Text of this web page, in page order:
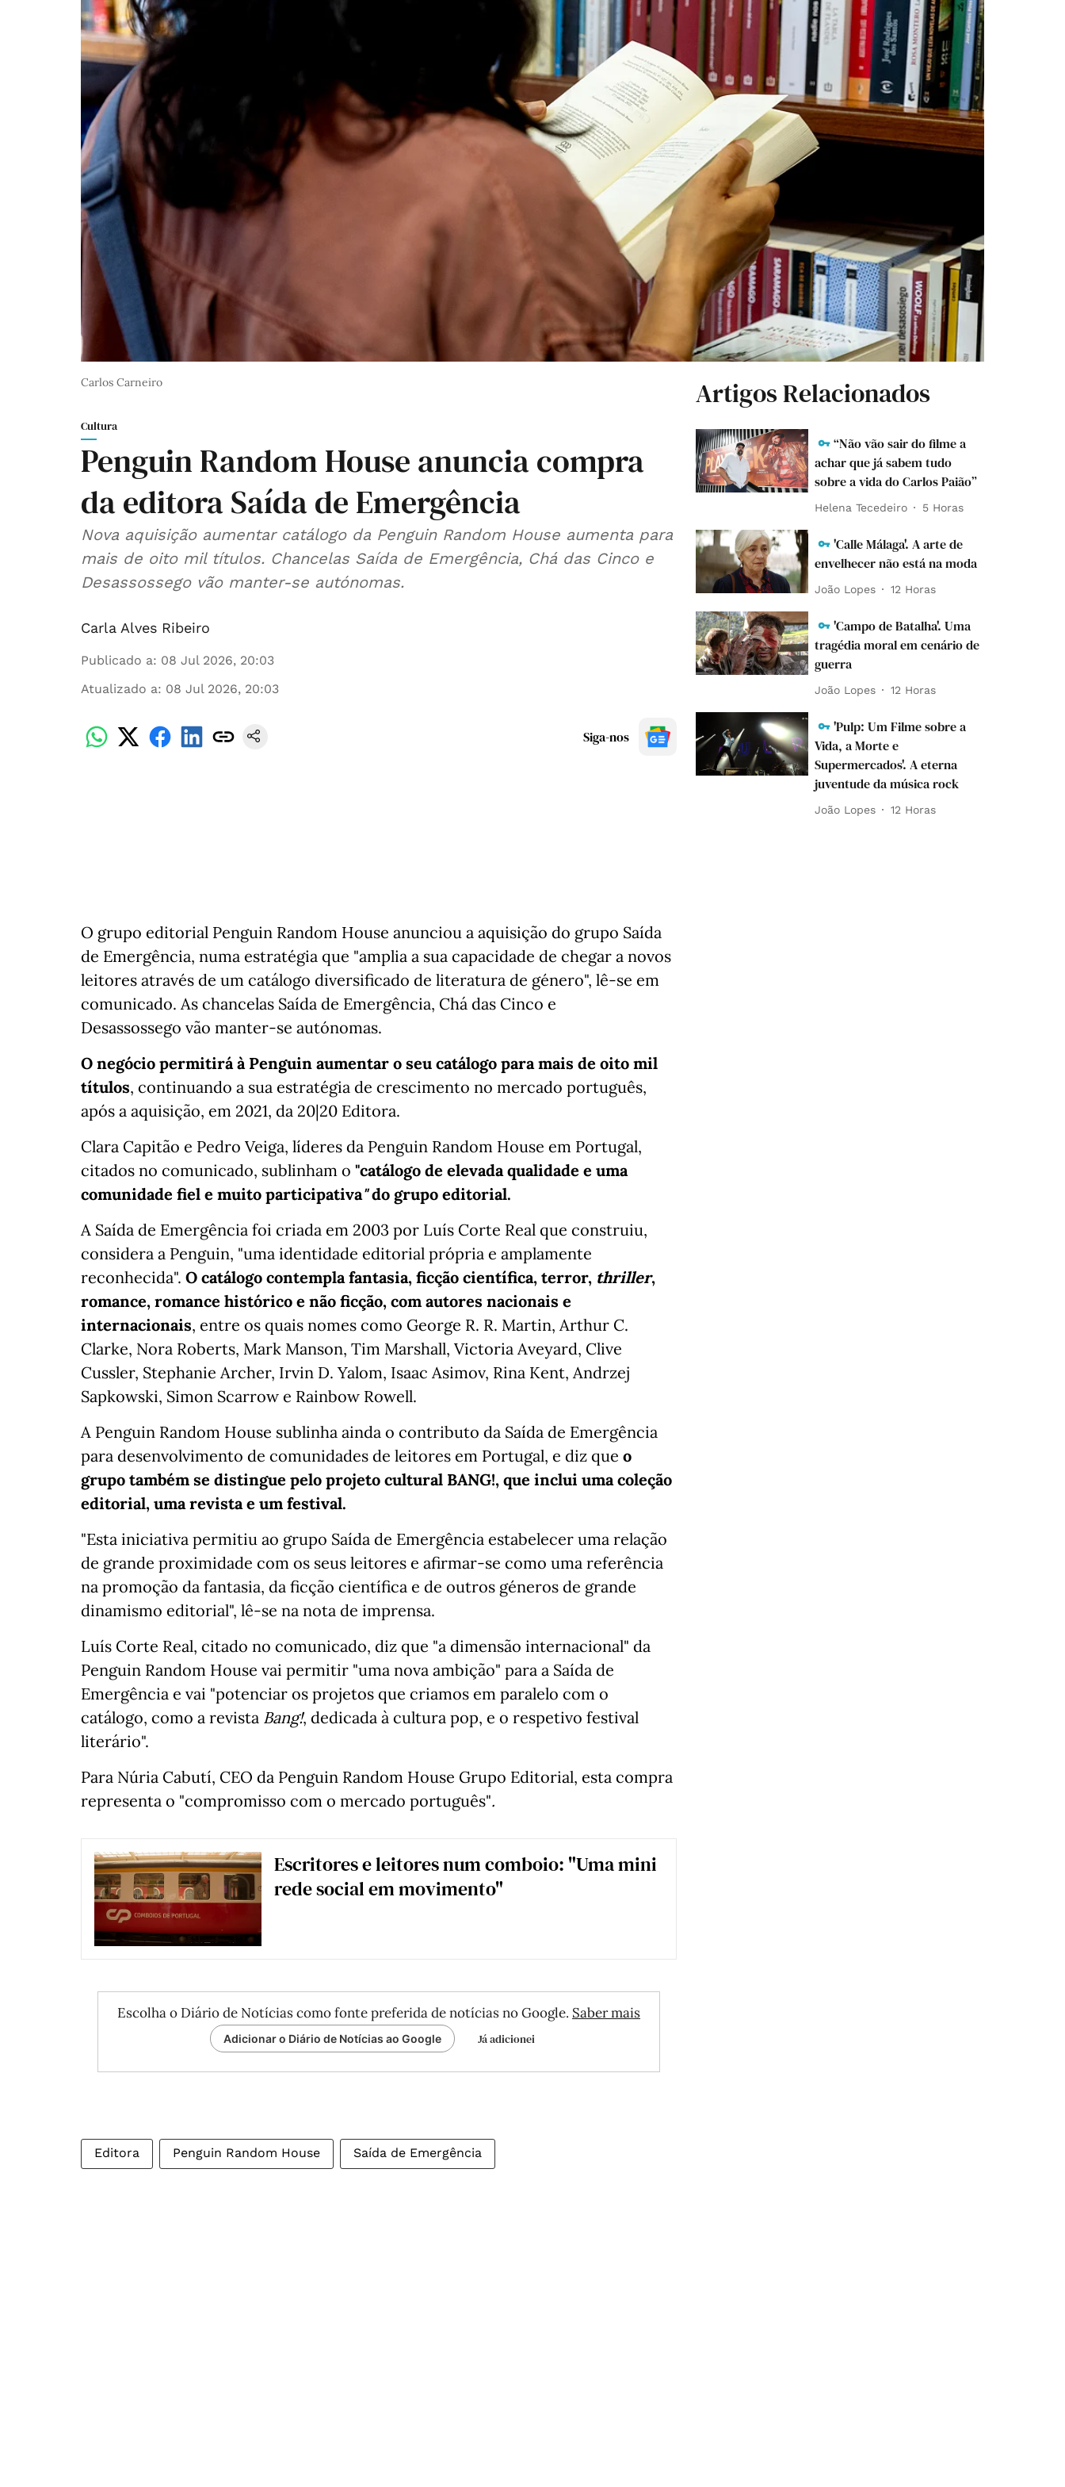
Carlos Carneiro
Cultura
Penguin Random House anuncia compra
da editora Saída de Emergência
Nova aquisição aumentar catálogo da Penguin Random House aumenta para
mais de oito mil títulos. Chancelas Saída de Emergência, Chá das Cinco e
Desassossego vão manter-se autónomas.
Carla Alves Ribeiro
Publicado a: 08 Jul 2026, 20:03
Atualizado a: 08 Jul 2026, 20:03
Siga-nos
O grupo editorial Penguin Random House anunciou a aquisição do grupo Saída
de Emergência, numa estratégia que "amplia a sua capacidade de chegar a novos
leitores através de um catálogo diversificado de literatura de género", lê-se em
comunicado. As chancelas Saída de Emergência, Chá das Cinco e
Desassossego vão manter-se autónomas.
O negócio permitirá à Penguin aumentar o seu catálogo para mais de oito mil
títulos, continuando a sua estratégia de crescimento no mercado português,
após a aquisição, em 2021, da 20|20 Editora.
Clara Capitão e Pedro Veiga, líderes da Penguin Random House em Portugal,
citados no comunicado, sublinham o "catálogo de elevada qualidade e uma
comunidade fiel e muito participativa"do grupo editorial.
A Saída de Emergência foi criada em 2003 por Luís Corte Real que construiu,
considera a Penguin, "uma identidade editorial própria e amplamente
reconhecida". O catálogo contempla fantasia, ficção científica, terror, thriller,
romance, romance histórico e não ficção, com autores nacionais e
internacionais, entre os quais nomes como George R. R. Martin, Arthur C.
Clarke, Nora Roberts, Mark Manson, Tim Marshall, Victoria Aveyard, Clive
Cussler, Stephanie Archer, Irvin D. Yalom, Isaac Asimov, Rina Kent, Andrzej
Sapkowski, Simon Scarrow e Rainbow Rowell.
A Penguin Random House sublinha ainda o contributo da Saída de Emergência
para desenvolvimento de comunidades de leitores em Portugal, e diz que o
grupo também se distingue pelo projeto cultural BANG!, que inclui uma coleção
editorial, uma revista e um festival.
"Esta iniciativa permitiu ao grupo Saída de Emergência estabelecer uma relação
de grande proximidade com os seus leitores e afirmar-se como uma referência
na promoção da fantasia, da ficção científica e de outros géneros de grande
dinamismo editorial", lê-se na nota de imprensa.
Luís Corte Real, citado no comunicado, diz que "a dimensão internacional" da
Penguin Random House vai permitir "uma nova ambição" para a Saída de
Emergência e vai "potenciar os projetos que criamos em paralelo com o
catálogo, como a revista Bang!, dedicada à cultura pop, e o respetivo festival
literário".
Para Núria Cabutí, CEO da Penguin Random House Grupo Editorial, esta compra
representa o "compromisso com o mercado português".
Escritores e leitores num comboio: "Uma mini
rede social em movimento"
Escolha o Diário de Notícias como fonte preferida de notícias no Google. Saber mais
Adicionar o Diário de Notícias ao Google Já adicionei
Editora Penguin Random House Saída de Emergência
Artigos Relacionados
“Não vão sair do filme a
achar que já sabem tudo
sobre a vida do Carlos Paião”
Helena Tecedeiro 5 Horas
'Calle Málaga'. A arte de
envelhecer não está na moda
João Lopes 12 Horas
'Campo de Batalha'. Uma
tragédia moral em cenário de
guerra
João Lopes 12 Horas
'Pulp: Um Filme sobre a
Vida, a Morte e
Supermercados'. A eterna
juventude da música rock
João Lopes 12 Horas